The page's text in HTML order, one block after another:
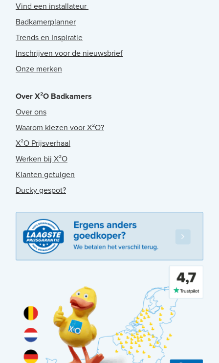
Vind een installateur
Badkamerplanner
Trends en Inspiratie
Inschrijven voor de nieuwsbrief
Onze merken
Over X²O Badkamers
Over ons
Waarom kiezen voor X²O?
X²O Prijsverhaal
Werken bij X²O
Klanten getuigen
Ducky gespot?